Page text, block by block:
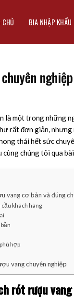
CHỦ BIA NHẬP KHẨU
là một trong những
rất đơn giản,
thái hết sức
cùng chúng tôi qua
vang cơ bản và đúng
khách hàng
hợp
vang chuyên nghiệp
rót rượu